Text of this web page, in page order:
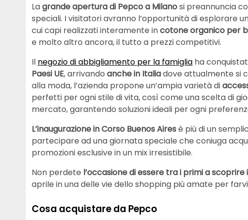
Lagrande apertura di Pepco a Milanosi preannuncia
speciali. I visitatori avranno l’opportunità di esplorare
cui capi realizzati interamente incotone organico per
e molto altro ancora, il tutto a prezzi competitivi.
Il negozio di abbigliamento per la famiglia ha
Paesi UE, arrivando anche in Italiadove attualmente si
alla moda, l’azienda propone un’ampia varietà di
perfetti per ogni stile di vita, così come una scelta di
mercato, garantendo soluzioni ideali per ogni
L’inaugurazione in Corso Buenos Airesè più di un
partecipare ad una giornata speciale che coniuga
promozioni esclusive in un mix irresistibile.
Non perdete l’occasione di essere tra i primi a
aprile in una delle vie dello shopping più amate per farvi
Cosa acquistare da Pepco